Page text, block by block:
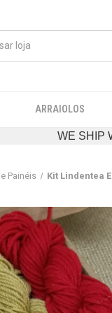
ARRAIOLOS
WE SHIP
Painéis Kit Lindentea